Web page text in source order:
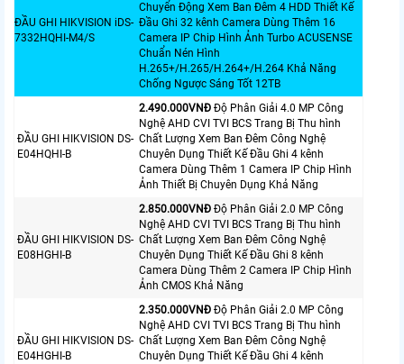
ĐẦU GHI HIKVISION iDS-
7332HQHI-M4/S
Chuyển Động Xem Ban Đêm 4 HDD Thiết Kế
Đầu Ghi 32 kênh Camera Dùng Thêm 16
Camera IP Chip Hình Ảnh Turbo ACUSENSE
Chuẩn Nén Hình
H.265+/H.265/H.264+/H.264 Khả Năng
Chống Ngược Sáng Tốt 12TB
ĐẦU GHI HIKVISION DS-
E04HQHI-B
2.490.000VNÐ Độ Phân Giải 4.0 MP Công
Nghệ AHD CVI TVI BCS Trang Bị Thu hình
Chất Lượng Xem Ban Đêm Công Nghệ
Chuyên Dụng Thiết Kế Đầu Ghi 4 kênh
Camera Dùng Thêm 1 Camera IP Chip Hình
Ảnh Thiết Bị Chuyên Dụng Khả Năng
ĐẦU GHI HIKVISION DS-
E08HGHI-B
2.850.000VNÐ Độ Phân Giải 2.0 MP Công
Nghệ AHD CVI TVI BCS Trang Bị Thu hình
Chất Lượng Xem Ban Đêm Công Nghệ
Chuyên Dụng Thiết Kế Đầu Ghi 8 kênh
Camera Dùng Thêm 2 Camera IP Chip Hình
Ảnh CMOS Khả Năng
ĐẦU GHI HIKVISION DS-
E04HGHI-B
2.350.000VNÐ Độ Phân Giải 2.0 MP Công
Nghệ AHD CVI TVI BCS Trang Bị Thu hình
Chất Lượng Xem Ban Đêm Công Nghệ
Chuyên Dụng Thiết Kế Đầu Ghi 4 kênh